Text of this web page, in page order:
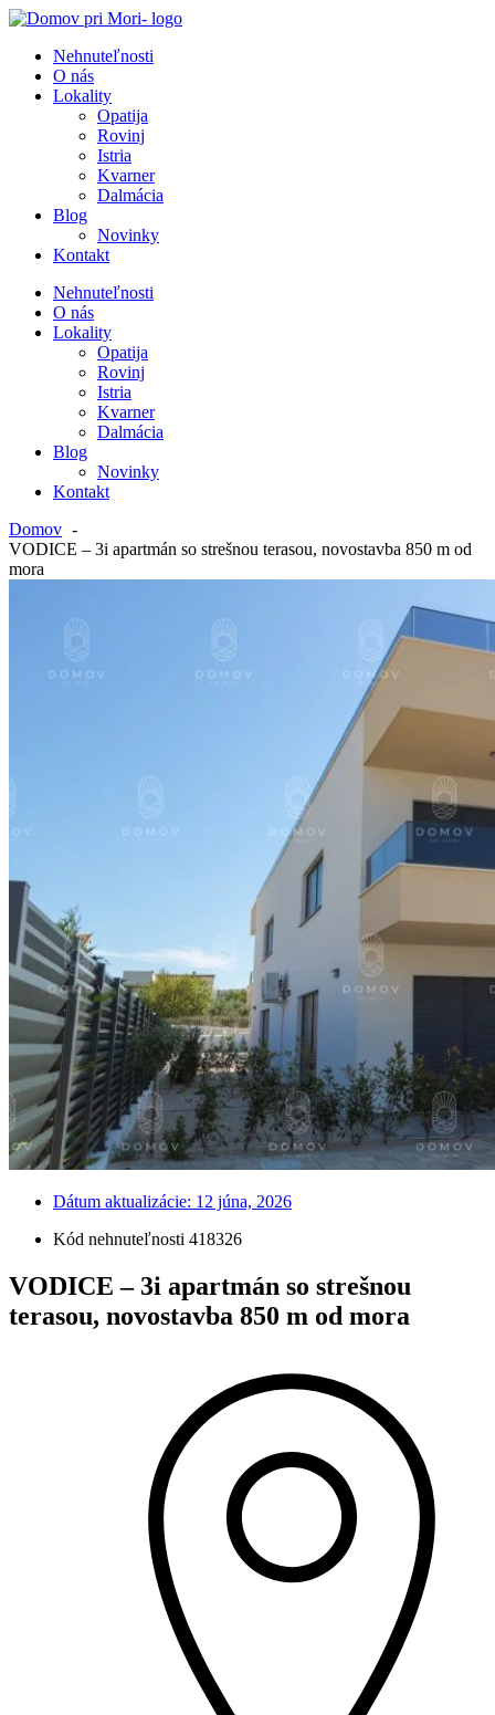
Preskočiť
obsah
Nehnuteľnosti
O nás
Lokality
Opatija
Rovinj
Istria
Kvarner
Dalmácia
Blog
Novinky
Kontakt
Nehnuteľnosti
O nás
Lokality
Opatija
Rovinj
Istria
Kvarner
Dalmácia
Blog
Novinky
Kontakt
Domov
VODICE – 3i apartmán so strešnou terasou, novostavba 850 m od
mora
Dátum aktualizácie: 12 júna, 2026
Kód nehnuteľnosti 418326
VODICE – 3i apartmán so strešnou
terasou, novostavba 850 m od mora